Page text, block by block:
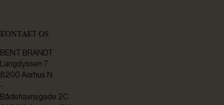
KONTAKT OS
BENT BRANDT
Langdyssen 7
8200 Aarhus N
-
Bådehavnsgade 2C